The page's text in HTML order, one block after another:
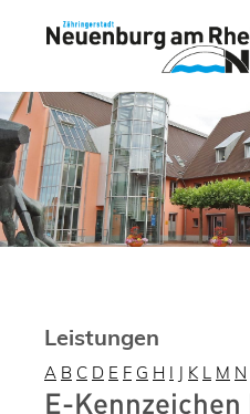
Leistungen
A B C D E F G H I J K L M N
E-